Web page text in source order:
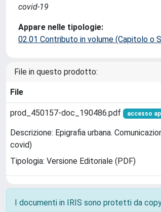
covid-19
Appare nelle tipologie:
02.01 Contributo in volume (Capitolo o
File in questo prodotto:
File
prod_450157-doc_190486.pdf accesso
Descrizione: Epigrafia urbana.
covid)
Tipologia: Versione Editoriale (PDF)
I documenti in IRIS sono protetti da